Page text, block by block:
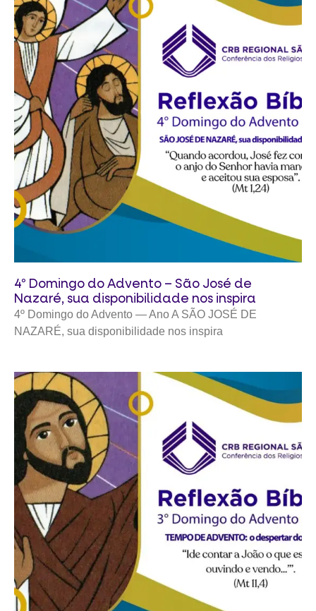
4º Domingo do Advento – São José de
Nazaré, sua disponibilidade nos inspira
4º Domingo do Advento — Ano A SÃO JOSÉ DE
NAZARÉ, sua disponibilidade nos inspira